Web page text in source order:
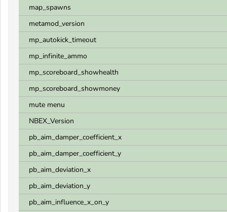
map_spawns
metamod_version
mp_autokick_timeout
mp_infinite_ammo
mp_scoreboard_showhealth
mp_scoreboard_showmoney
mute menu
NBEX_Version
pb_aim_damper_coefficient_x
pb_aim_damper_coefficient_y
pb_aim_deviation_x
pb_aim_deviation_y
pb_aim_influence_x_on_y